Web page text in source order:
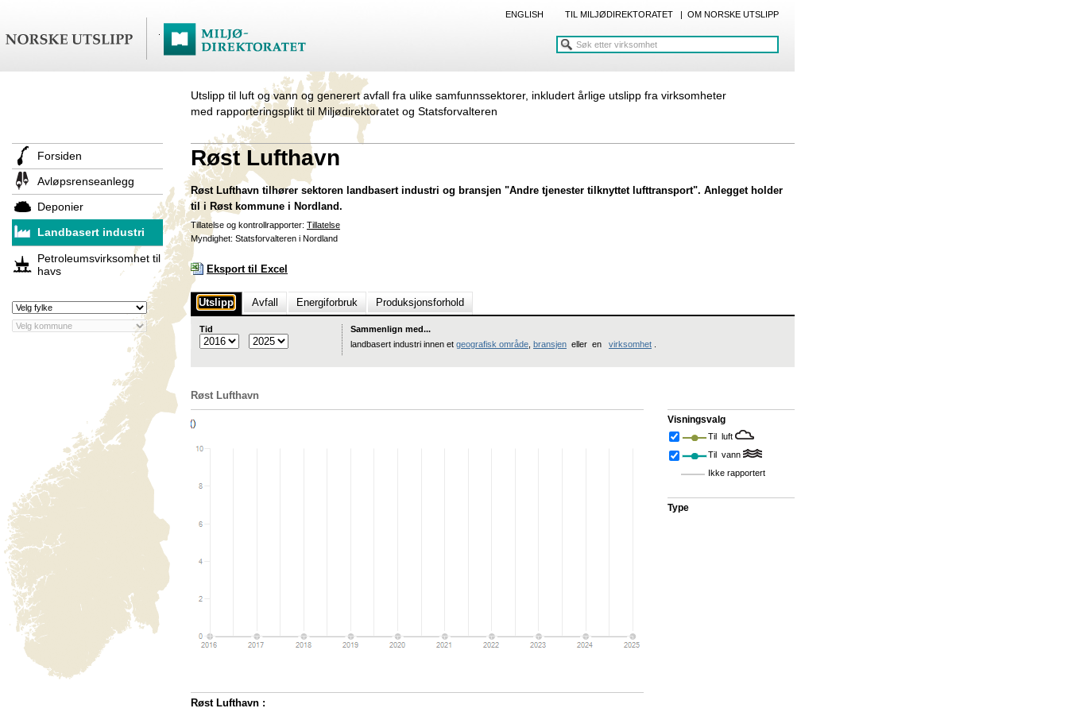
ENGLISH TIL MILJØDIREKTORATET | OM NORSKE UTSLIPP
Utslipp til luft og vann og generert avfall fra ulike samfunnssektorer, inkludert årlige utslipp fra virksomheter
med rapporteringsplikt til Miljødirektoratet og Statsforvalteren
Forsiden
Avløpsrenseanlegg
Deponier
Landbasert industri
Petroleumsvirksomhet til
havs
Røst Lufthavn
Røst Lufthavn tilhører sektoren landbasert industri og bransjen "Andre tjenester tilknyttet lufttransport". Anlegget holder
til i Røst kommune i Nordland.
Tillatelse og kontrollrapporter: Tillatelse
Myndighet: Statsforvalteren i Nordland
Eksport til Excel
Utslipp Avfall Energiforbruk Produksjonsforhold
Tid
Sammenlign med...
landbasert industri innen et geografisk område bransjen eller en virksomhet
Røst Lufthavn
Røst Lufthavn :
Visningsvalg
Til luft
Til vann
Ikke rapportert
Type